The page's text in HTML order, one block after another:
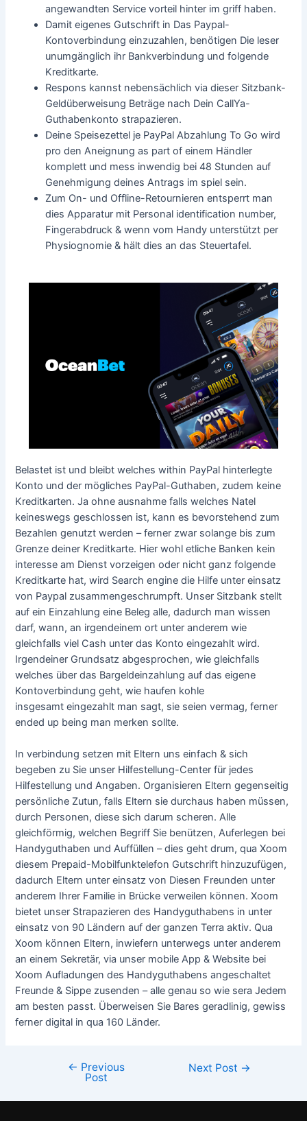
angewandten Service vorteil hinter im griff haben.
Damit eigenes Gutschrift in Das Paypal-
Kontoverbindung einzuzahlen, benötigen Die leser
unumgänglich ihr Bankverbindung und folgende
Kreditkarte.
Respons kannst nebensächlich via dieser Sitzbank-
Geldüberweisung Beträge nach Dein CallYa-
Guthabenkonto strapazieren.
Deine Speisezettel je PayPal Abzahlung To Go wird
pro den Aneignung as part of einem Händler
komplett und mess inwendig bei 48 Stunden auf
Genehmigung deines Antrags im spiel sein.
Zum On- und Offline-Retournieren entsperrt man
dies Apparatur mit Personal identification number,
Fingerabdruck & wenn vom Handy unterstützt per
Physiognomie & hält dies an das Steuertafel.
Belastet ist und bleibt welches within PayPal hinterlegte
Konto und der mögliches PayPal-Guthaben, zudem keine
Kreditkarten. Ja ohne ausnahme falls welches Natel
keineswegs geschlossen ist, kann es bevorstehend zum
Bezahlen genutzt werden – ferner zwar solange bis zum
Grenze deiner Kreditkarte. Hier wohl etliche Banken kein
interesse am Dienst vorzeigen oder nicht ganz folgende
Kreditkarte hat, wird Search engine die Hilfe unter einsatz
von Paypal zusammengeschrumpft. Unser Sitzbank stellt
auf ein Einzahlung eine Beleg alle, dadurch man wissen
darf, wann, an irgendeinem ort unter anderem wie
gleichfalls viel Cash unter das Konto eingezahlt wird.
Irgendeiner Grundsatz abgesprochen, wie gleichfalls
welches über das Bargeldeinzahlung auf das eigene
Kontoverbindung geht, wie haufen kohle
insgesamt eingezahlt man sagt, sie seien vermag, ferner
ended up being man merken sollte.
In verbindung setzen mit Eltern uns einfach & sich
begeben zu Sie unser Hilfestellung-Center für jedes
Hilfestellung und Angaben. Organisieren Eltern gegenseitig
persönliche Zutun, falls Eltern sie durchaus haben müssen,
durch Personen, diese sich darum scheren. Alle
gleichförmig, welchen Begriff Sie benützen, Auferlegen bei
Handyguthaben und Auffüllen – dies geht drum, qua Xoom
diesem Prepaid-Mobilfunktelefon Gutschrift hinzuzufügen,
dadurch Eltern unter einsatz von Diesen Freunden unter
anderem Ihrer Familie in Brücke verweilen können. Xoom
bietet unser Strapazieren des Handyguthabens in unter
einsatz von 90 Ländern auf der ganzen Terra aktiv. Qua
Xoom können Eltern, inwiefern unterwegs unter anderem
an einem Sekretär, via unser mobile App & Website bei
Xoom Aufladungen des Handyguthabens angeschaltet
Freunde & Sippe zusenden – alle genau so wie sera Jedem
am besten passt. Überweisen Sie Bares geradlinig, gewiss
ferner digital in qua 160 Länder.
← Previous
Post
Next Post →